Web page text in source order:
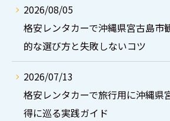
2026/08/05
格安レンタカーで沖縄県宮古島市
的な選び方と失敗しないコツ
2026/07/13
格安レンタカーで旅行用に沖縄県
得に巡る実践ガイド